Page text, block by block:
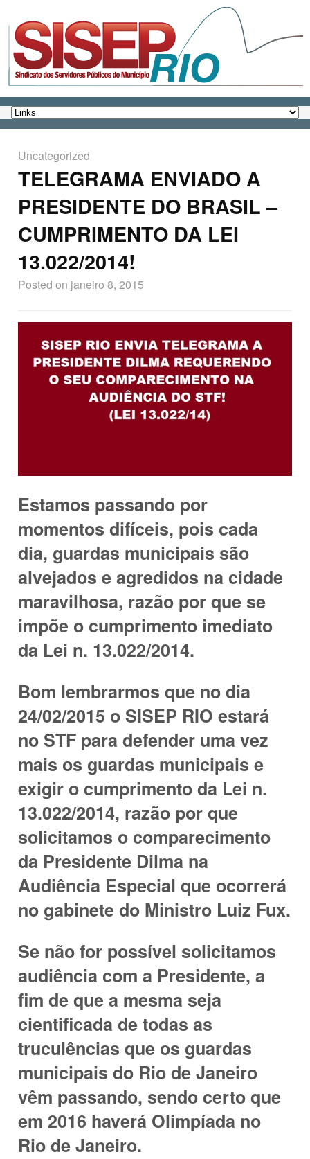
Uncategorized
TELEGRAMA ENVIADO A
PRESIDENTE DO BRASIL –
CUMPRIMENTO DA LEI
13.022/2014!
Posted on janeiro 8, 2015
Estamos passando por
momentos difíceis, pois cada
dia, guardas municipais são
alvejados e agredidos na cidade
maravilhosa, razão por que se
impõe o cumprimento imediato
da Lei n. 13.022/2014.
Bom lembrarmos que no dia
24/02/2015 o SISEP RIO estará
no STF para defender uma vez
mais os guardas municipais e
exigir o cumprimento da Lei n.
13.022/2014, razão por que
solicitamos o comparecimento
da Presidente Dilma na
Audiência Especial que ocorrerá
no gabinete do Ministro Luiz Fux.
Se não for possível solicitamos
audiência com a Presidente, a
fim de que a mesma seja
cientificada de todas as
truculências que os guardas
municipais do Rio de Janeiro
vêm passando, sendo certo que
em 2016 haverá Olimpíada no
Rio de Janeiro.